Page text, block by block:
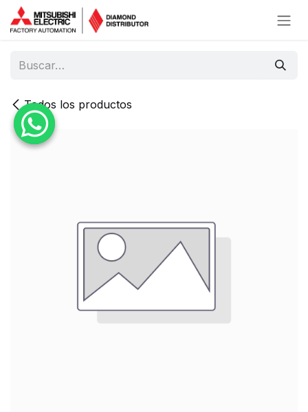
Ir al contenido
Todos los productos